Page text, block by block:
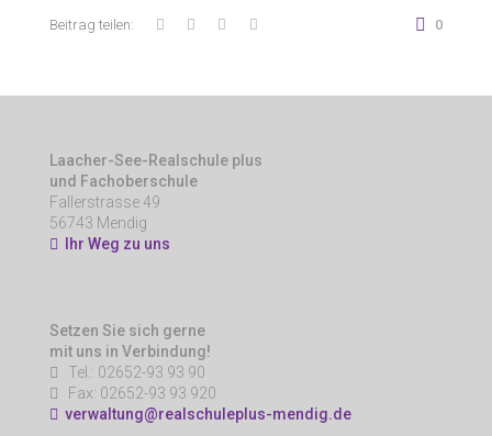
Beitrag teilen: 0
Laacher-See-Realschule plus
und Fachoberschule
Fallerstrasse 49
56743 Mendig
Ihr Weg zu uns
Setzen Sie sich gerne
mit uns in Verbindung!
Tel.: 02652-93 93 90
Fax: 02652-93 93 920
verwaltung@realschuleplus-mendig.de